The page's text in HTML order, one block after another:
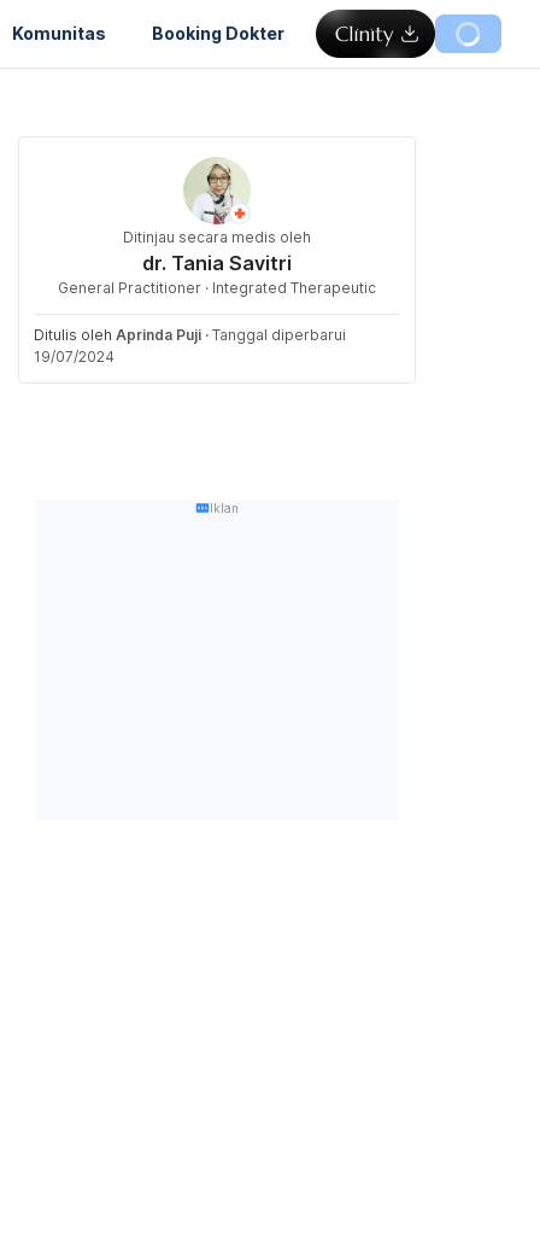
Komunitas Booking Dokter
Ditinjau secara medis oleh
dr. Tania Savitri
General Practitioner · Integrated Therapeutic
Ditulis oleh Aprinda Puji · Tanggal diperbarui
19/07/2024
Iklan